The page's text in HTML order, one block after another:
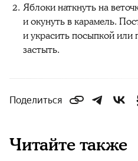
Яблоки наткнуть на
и окунуть в карамель.
и украсить посыпкой или
застыть.
Поделиться
Читайте также